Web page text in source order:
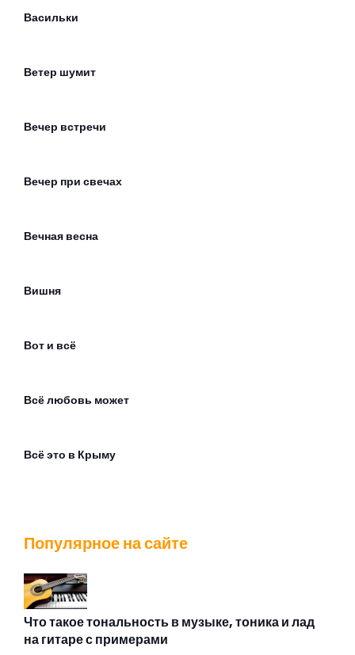
Васильки
Ветер шумит
Вечер встречи
Вечер при свечах
Вечная весна
Вишня
Вот и всё
Всё любовь может
Всё это в Крыму
Где ты
Популярное на сайте
Что такое тональность в музыке, тоника и лад
на гитаре с примерами